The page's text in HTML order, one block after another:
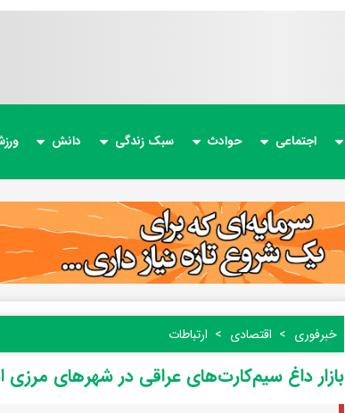
اجتماعی حوادث سبک زندگی دانش
خبرفوری اقتصادی ارتباطات
بازار داغ سیم‌کارت‌های عراقی در شهرهای مرزی